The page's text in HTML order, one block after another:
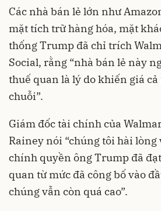
Các nhà bán lẻ lớn như
mặt tích trữ hàng hóa, mặt
thống Trump đã chỉ trích
Social, rằng “nhà bán lẻ này
thuế quan là lý do khiến giá
chuỗi”.
Giám đốc tài chính của
Rainey nói “chúng tôi hài lòng
chính quyền ông Trump đã
quan từ mức đã công bố vào
chúng vẫn còn quá cao”.